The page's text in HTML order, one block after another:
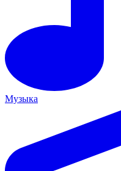
Музыка